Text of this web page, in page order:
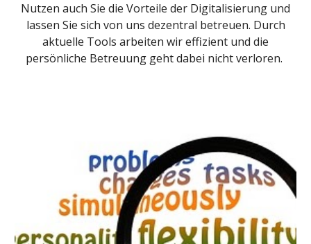
Nutzen auch Sie die Vorteile der Digitalisierung und
lassen Sie sich von uns dezentral betreuen. Durch
aktuelle Tools arbeiten wir effizient und die
persönliche Betreuung geht dabei nicht verloren.